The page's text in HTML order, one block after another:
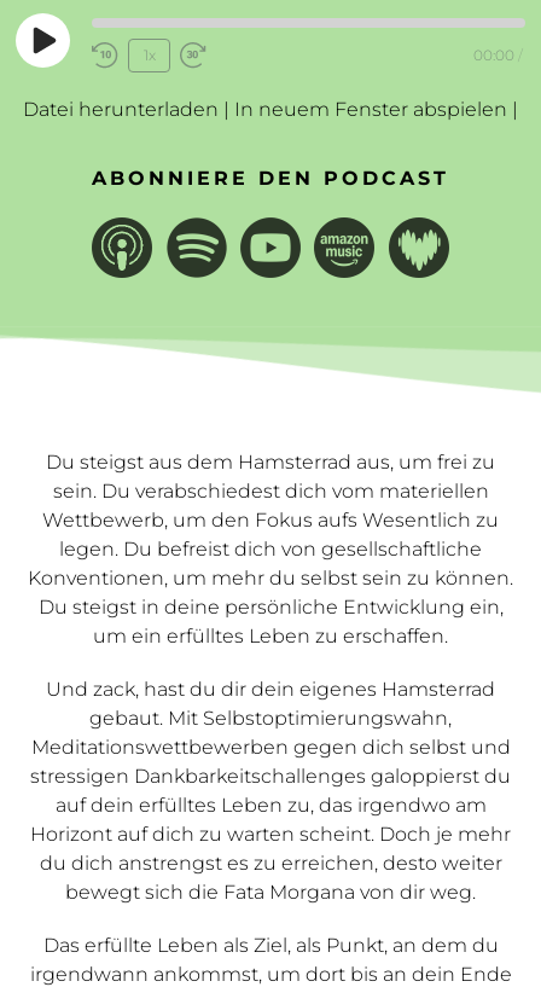
Play
EpisodeRewind
Seconds
1x
30
00:00 /
Datei herunterladen | In neuem Fenster abspielen |
ABONNIERE DEN PODCAST
Du steigst aus dem Hamsterrad aus, um frei zu
sein. Du verabschiedest dich vom materiellen
Wettbewerb, um den Fokus aufs Wesentlich zu
legen. Du befreist dich von gesellschaftliche
Konventionen, um mehr du selbst sein zu können.
Du steigst in deine persönliche Entwicklung ein,
um ein erfülltes Leben zu erschaffen.
Und zack, hast du dir dein eigenes Hamsterrad
gebaut. Mit Selbstoptimierungswahn,
Meditationswettbewerben gegen dich selbst und
stressigen Dankbarkeitschallenges galoppierst du
auf dein erfülltes Leben zu, das irgendwo am
Horizont auf dich zu warten scheint. Doch je mehr
du dich anstrengst es zu erreichen, desto weiter
bewegt sich die Fata Morgana von dir weg.
Das erfüllte Leben als Ziel, als Punkt, an dem du
irgendwann ankommst, um dort bis an dein Ende